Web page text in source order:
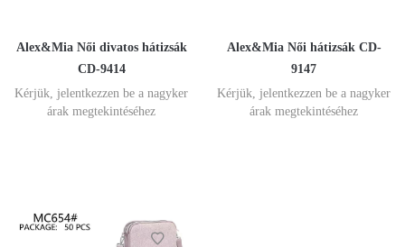
Alex&Mia Női divatos hátizsák
CD-9414
Kérjük, jelentkezzen be a nagyker
árak megtekintéséhez
Alex&Mia Női hátizsák CD-
9147
Kérjük, jelentkezzen be a nagyker
árak megtekintéséhez